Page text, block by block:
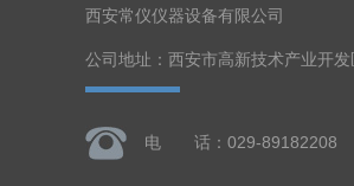
西安常仪仪器设备有限公司
公司地址：西安市高新技术产业开
电 话：029-89182208